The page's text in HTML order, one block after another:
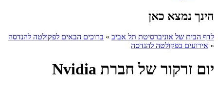
הינך נמצא כאן
לדף הבית של אוניברסיטת תל אביב » ברוכים הבאים לפקולטה להנדסה
» אירועים בפקולטה להנדסה
יום זרקור של חברת Nvidia